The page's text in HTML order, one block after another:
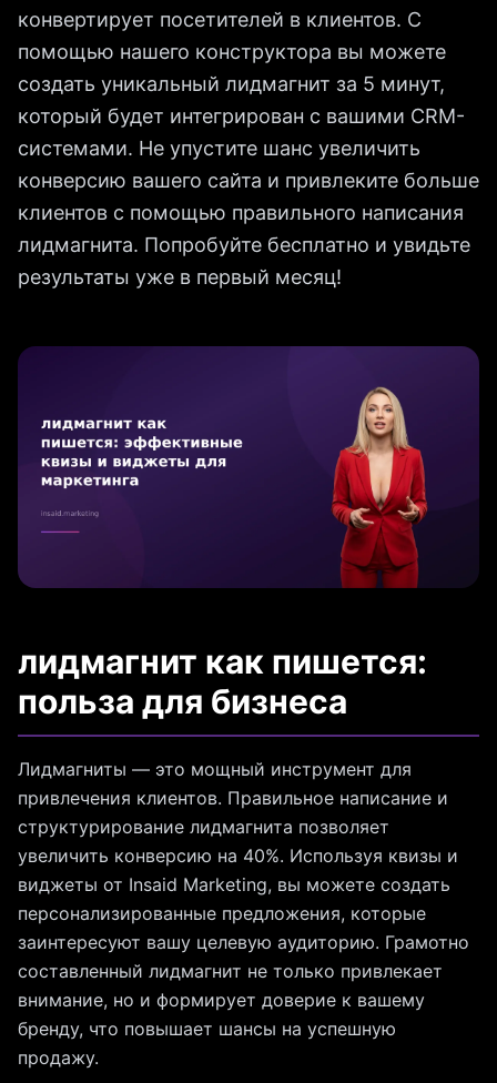
конвертирует посетителей в клиентов. С
помощью нашего конструктора вы можете
создать уникальный лидмагнит за 5 минут,
который будет интегрирован с вашими CRM-
системами. Не упустите шанс увеличить
конверсию вашего сайта и привлеките больше
клиентов с помощью правильного написания
лидмагнита. Попробуйте бесплатно и увидьте
результаты уже в первый месяц!
лидмагнит как пишется:
польза для бизнеса
Лидмагниты — это мощный инструмент для
привлечения клиентов. Правильное написание и
структурирование лидмагнита позволяет
увеличить конверсию на 40%. Используя квизы и
виджеты от Insaid Marketing, вы можете создать
персонализированные предложения, которые
заинтересуют вашу целевую аудиторию. Грамотно
составленный лидмагнит не только привлекает
внимание, но и формирует доверие к вашему
бренду, что повышает шансы на успешную
продажу.